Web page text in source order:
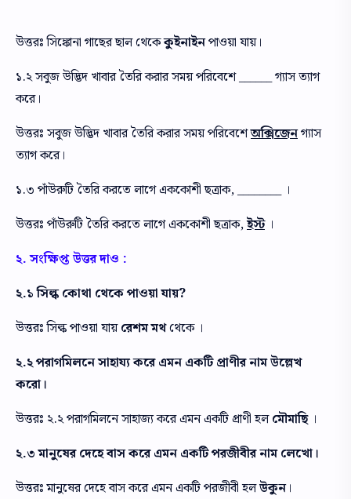
উত্তরঃ সিঙ্কোনা গাছের ছাল থেকেকুইনাইনপাওয়া যায়।
১.২ সবুজ উদ্ভিদ খাবার তৈরি করার সময় পরিবেশে ______ গ্যাস ত্যাগ
করে।
উত্তরঃ সবুজ উদ্ভিদ খাবার তৈরি করার সময় পরিবেশেঅক্সিজেনগ্যাস
ত্যাগ করে।
১.৩ পাঁউরুটি তৈরি করতে লাগে এককোশী ছত্রাক, ________ ।
উত্তরঃ পাঁউরুটি তৈরি করতে লাগে এককোশী ছত্রাক,ইস্ট।
২. সংক্ষিপ্ত উত্তর দাও :
২.১ সিল্ক কোথা থেকে পাওয়া যায়?
উত্তরঃ সিল্ক পাওয়া যায়রেশম মথথেকে ।
২.২ পরাগমিলনে সাহায্য করে এমন একটি প্রাণীর নাম উল্লেখ
করো।
উত্তরঃ ২.২ পরাগমিলনে সাহাজ্য করে এমন একটি প্রাণী হলমৌমাছি।
২.৩ মানুষের দেহে বাস করে এমন একটি পরজীবীর নাম লেখো।
উত্তরঃ মানুষের দেহে বাস করে এমন একটি পরজীবী হলউকুন।